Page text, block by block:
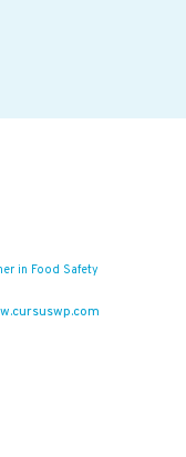
in Food Safety